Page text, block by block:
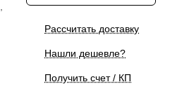
Рассчитать доставку
Нашли дешевле?
Получить счет / КП